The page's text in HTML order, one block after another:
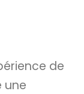
de
une